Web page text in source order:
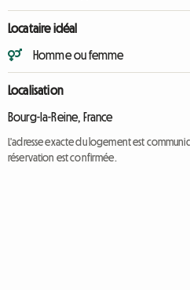
Locataire idéal
Homme ou femme
Localisation
Bourg-la-Reine, France
L'adresse exacte du logement est
réservation est confirmée.